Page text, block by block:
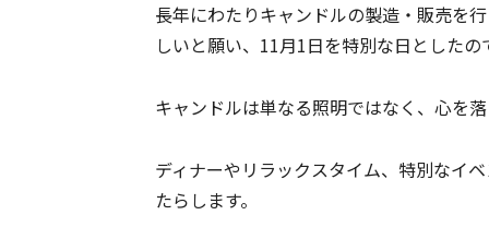
長年にわたりキャンドルの製造・販売を
しいと願い、11月1日を特別な日としたの
キャンドルは単なる照明ではなく、心を
ディナーやリラックスタイム、特別なイ
たらします。